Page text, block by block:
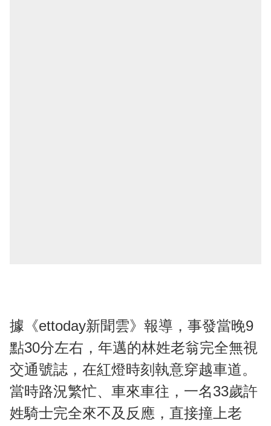
據《ettoday新聞雲》報導，事發當晚9
點30分左右，年邁的林姓老翁完全無視
交通號誌，在紅燈時刻執意穿越車道。
當時路況繁忙、車來車往，一名33歲許
姓騎士完全來不及反應，直接撞上老